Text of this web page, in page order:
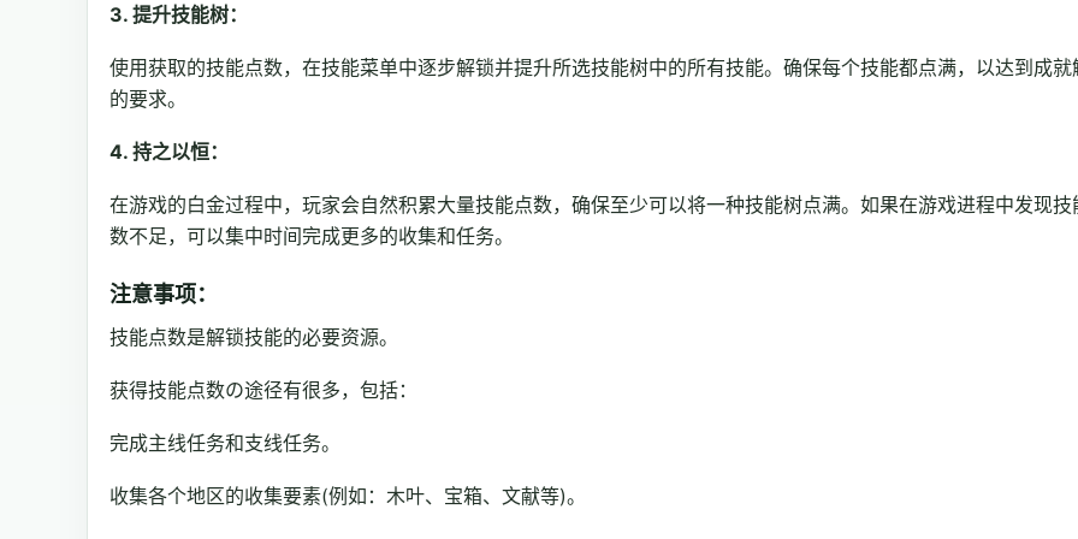
3. 提升技能树：
使用获取的技能点数，在技能菜单中逐步解锁并提升所选技能树中的所有技能。确保每个技能都点满，以达到成就
的要求。
4. 持之以恒：
在游戏的白金过程中，玩家会自然积累大量技能点数，确保至少可以将一种技能树点满。如果在游戏进程中发现技
数不足，可以集中时间完成更多的收集和任务。
注意事项：
技能点数是解锁技能的必要资源。
获得技能点数の途径有很多，包括：
完成主线任务和支线任务。
收集各个地区的收集要素(例如：木叶、宝箱、文献等)。